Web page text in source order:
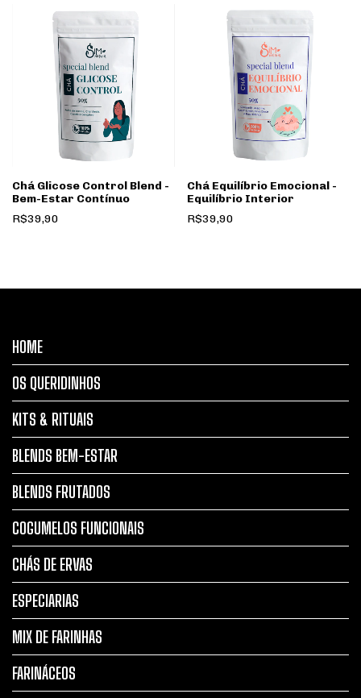
Chá Glicose Control Blend -
Bem-Estar Contínuo
R$39,90
Chá Equilíbrio Emocional -
Equilíbrio Interior
R$39,90
HOME
OS QUERIDINHOS
KITS & RITUAIS
BLENDS BEM-ESTAR
BLENDS FRUTADOS
COGUMELOS FUNCIONAIS
CHÁS DE ERVAS
ESPECIARIAS
MIX DE FARINHAS
FARINÁCEOS